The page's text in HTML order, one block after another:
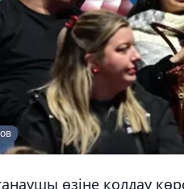
өзіне қолдау